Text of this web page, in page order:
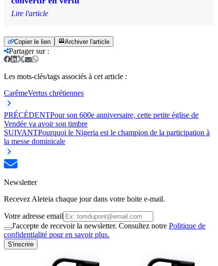
Lire l'article
Copier le lien Archiver l'article
Partager sur:
Les mots-clés/tags associés à cet article :
CarêmeVertus chrétiennes
PRÉCÉDENTPour son 600e anniversaire, cette petite église de
Vendée va avoir son timbre
SUIVANTPourquoi le Nigeria est le champion de la participation à
la messe dominicale
Newsletter
Recevez Aleteia chaque jour dans votre boite e-mail.
Votre adresse email
J'accepte de recevoir la newsletter. Consultez notre Politique de
confidentialité pour en savoir plus.
S'inscrire